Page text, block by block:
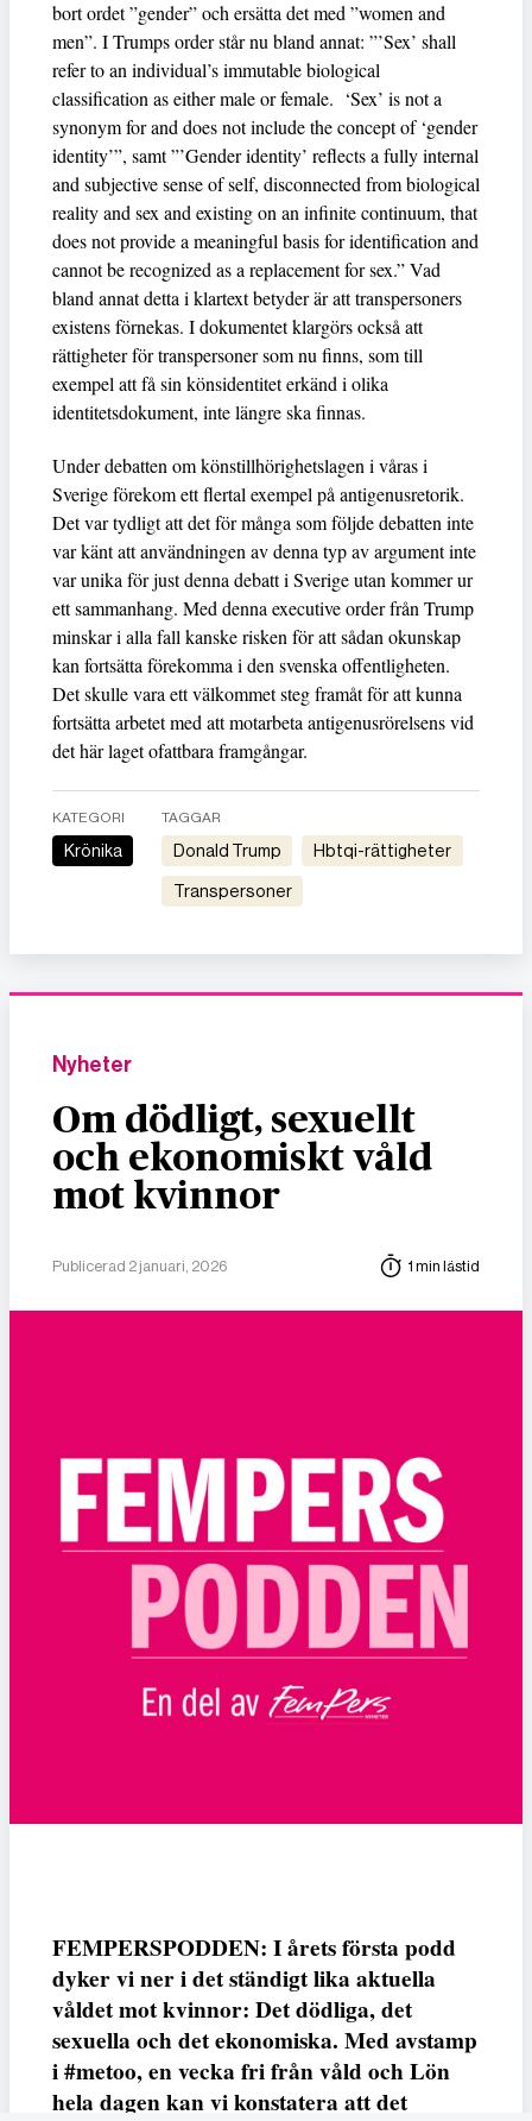
bort ordet ”gender” och ersätta det med ”women and
men”. I Trumps order står nu bland annat: ”’Sex’ shall
refer to an individual’s immutable biological
classification as either male or female. ‘Sex’ is not a
synonym for and does not include the concept of ‘gender
identity’”, samt ”’Gender identity’ reflects a fully internal
and subjective sense of self, disconnected from biological
reality and sex and existing on an infinite continuum, that
does not provide a meaningful basis for identification and
cannot be recognized as a replacement for sex.” Vad
bland annat detta i klartext betyder är att transpersoners
existens förnekas. I dokumentet klargörs också att
rättigheter för transpersoner som nu finns, som till
exempel att få sin könsidentitet erkänd i olika
identitetsdokument, inte längre ska finnas.
Under debatten om könstillhörighetslagen i våras i
Sverige förekom ett flertal exempel på antigenusretorik.
Det var tydligt att det för många som följde debatten inte
var känt att användningen av denna typ av argument inte
var unika för just denna debatt i Sverige utan kommer ur
ett sammanhang. Med denna executive order från Trump
minskar i alla fall kanske risken för att sådan okunskap
kan fortsätta förekomma i den svenska offentligheten.
Det skulle vara ett välkommet steg framåt för att kunna
fortsätta arbetet med att motarbeta antigenusrörelsens vid
det här laget ofattbara framgångar.
KATEGORI
Krönika
TAGGAR
Donald Trump hbtqi-rättigheter
transpersoner
Nyheter
Om dödligt, sexuellt
och ekonomiskt våld
mot kvinnor
Publicerad 2 januari, 2026 1 min lästid
FEMPERSPODDEN: I årets första podd
dyker vi ner i det ständigt lika aktuella
våldet mot kvinnor: Det dödliga, det
sexuella och det ekonomiska. Med avstamp
i #metoo, en vecka fri från våld och Lön
hela dagen kan vi konstatera att det